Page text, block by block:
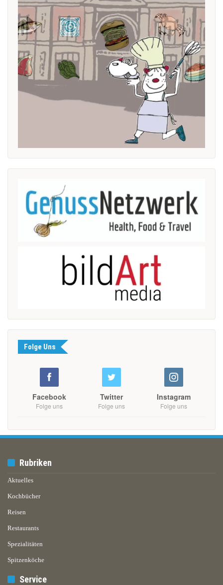
Folge Uns
Facebook
Folge uns
Twitter
Folge uns
Instagram
Folge uns
Rubriken
Aktuelles
Kochbücher
Reisen
Restaurants
Spezialitäten
Spitzenköche
Service